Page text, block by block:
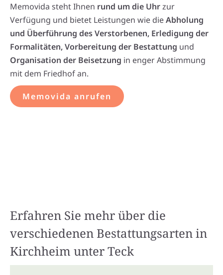
Memovida steht Ihnen rund um die Uhrzur
Verfügung und bietet Leistungen wie dieAbholung
und Überführung des Verstorbenen, Erledigung der
Formalitäten, Vorbereitung der Bestattung und
Organisation der Beisetzung in enger Abstimmung
mit dem Friedhof an.
Memovida anrufen
Erfahren Sie mehr über die
verschiedenen Bestattungsarten in
Kirchheim unter Teck